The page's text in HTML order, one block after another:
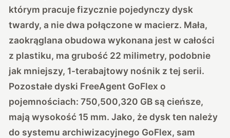
którym pracuje fizycznie pojedynczy dysk
twardy, a nie dwa połączone w macierz. Mała,
zaokrąglana obudowa wykonana jest w całości
z plastiku, ma grubość 22 milimetry, podobnie
jak mniejszy, 1-terabajtowy nośnik z tej serii.
Pozostałe dyski FreeAgent GoFlex o
pojemnościach: 750,500,320 GB są cieńsze,
mają wysokość 15 mm. Jako, że dysk ten należy
do systemu archiwizacyjnego GoFlex, sam